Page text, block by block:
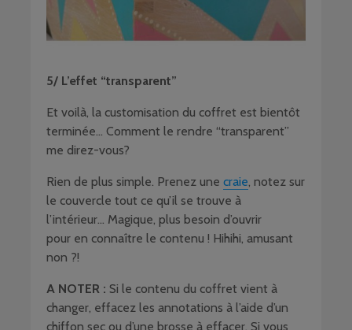
5/ L’effet “transparent”
Et voilà, la customisation du coffret est bientôt
terminée… Comment le rendre “transparent”
me direz-vous?
Rien de plus simple. Prenez une craie, notez sur
le couvercle tout ce qu’il se trouve à
l’intérieur… Magique, plus besoin d’ouvrir
pour en connaître le contenu ! Hihihi, amusant
non ?!
A NOTER : Si le contenu du coffret vient à
changer, effacez les annotations à l’aide d’un
chiffon sec ou d’une brosse à effacer. Si vous